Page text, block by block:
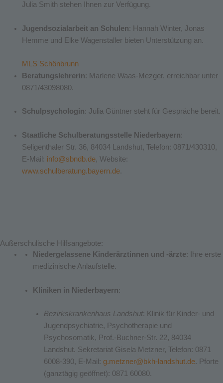
Julia Smith stehen Ihnen zur Verfügung.
Jugendsozialarbeit an Schulen: Hannah Winter, Jonas
Hemme und Elke Wagenstaller bieten Unterstützung an.
MLS Schönbrunn
Beratungslehrerin: Marlene Waas-Mezger, erreichbar unter
0871/43098080.
Schulpsychologin: Julia Güntner steht für Gespräche bereit.
Staatliche Schulberatungsstelle Niederbayern:
Seligenthaler Str. 36, 84034 Landshut, Telefon: 0871/430310,
E-Mail: info@sbndb.de, Website:
www.schulberatung.bayern.de.
Außerschulische Hilfsangebote:
Niedergelassene Kinderärztinnen und -ärzte: Ihre erste
medizinische Anlaufstelle.
Kliniken in Niederbayern:
Bezirkskrankenhaus Landshut: Klinik für Kinder- und
Jugendpsychiatrie, Psychotherapie und
Psychosomatik, Prof.-Buchner-Str. 22, 84034
Landshut. Sekretariat Gisela Metzner, Telefon: 0871
6008-390, E-Mail: g.metzner@bkh-landshut.de. Pforte
(ganztägig geöffnet): 0871 60080.